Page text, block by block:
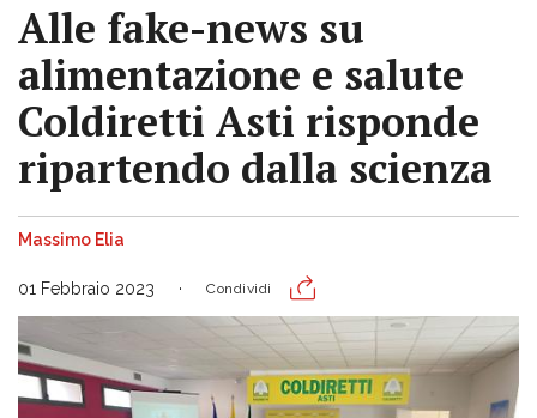
Alle fake-news su
alimentazione e salute
Coldiretti Asti risponde
ripartendo dalla scienza
Massimo Elia
01 Febbraio 2023 Condividi